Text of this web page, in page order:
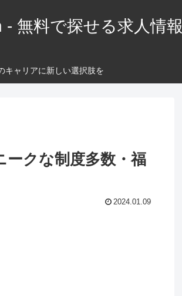
- 無料で探せる求人情報
キャリアに新しい選択肢を
ークな制度多数・福
2024.01.09